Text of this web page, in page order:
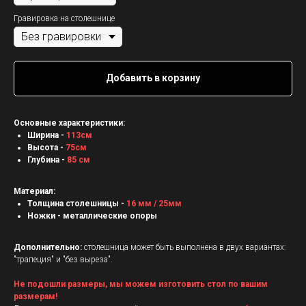
Гравировка на столешнице
Добавить в корзину
Основные характеристики:
Ширина - 113см
Высота - 75см
Глубина - 85 см
Материал:
Толщина столешницы - 16 мм / 25мм
Ножки - металлические опоры
Дополнительно: столешница может быть выполнена в двух вариантах:
"трапеция" и "без выреза".
Не подошли размеры, мы можем изготовить стол по вашим
размерам!